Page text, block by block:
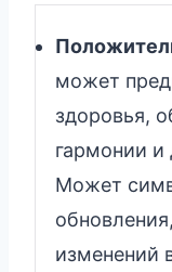
может
здоровья,
гармонии и
Может
изменений